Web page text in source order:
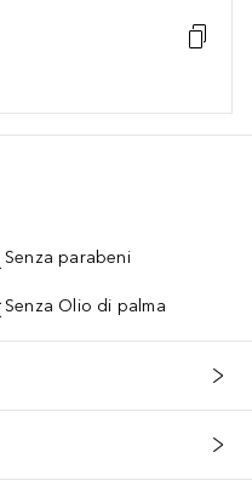
Senza parabeni
Senza Olio di palma